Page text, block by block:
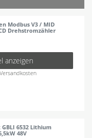
Modbus V3 / MID
Drehstromzähler
anzeigen
Versandkosten
6532 Lithium
48V